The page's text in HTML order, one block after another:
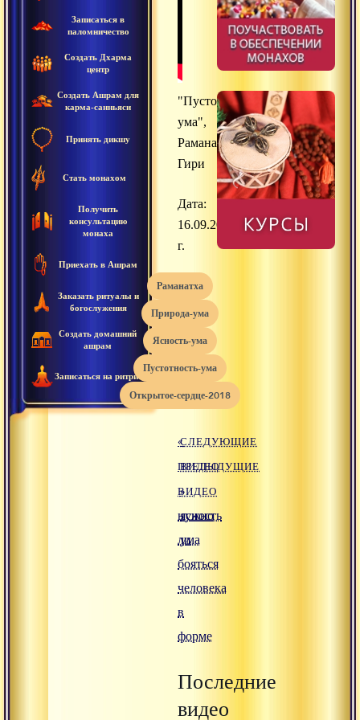
Записаться в
паломничество
Создать Дхарма
центр
Создать Ашрам для
карма-санньяси
Принять дикшу
Стать монахом
Получить
консультацию
монаха
Приехать в Ашрам
Заказать ритуалы и
богослужения
Создать домашний
ашрам
Записаться на ритрит
"Пустотность
ума",
Раманатха
Гири
Дата:
16.09.2018
г.
раманатха
природа-ума
ясность-ума
пустотность-ума
открытое-сердце-2018
«
ПРЕДЫДУЩИЕ
ВИДЕО
нужно
ли
бояться
человека
в
форме
СЛЕДУЮЩИЕ
ВИДЕО
»
ясность
ума
Последние
видео